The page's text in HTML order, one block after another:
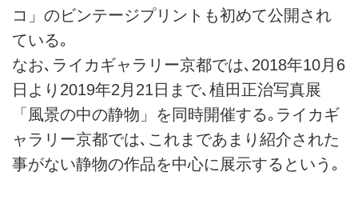
コ」のビンテージプリントも初めて公開され
ている｡
なお､ライカギャラリー京都では､2018年10月6
日より2019年2月21日まで､植田正治写真展
「風景の中の静物」を同時開催する｡ライカギ
ャラリー京都では､これまであまり紹介された
事がない静物の作品を中心に展示するという｡